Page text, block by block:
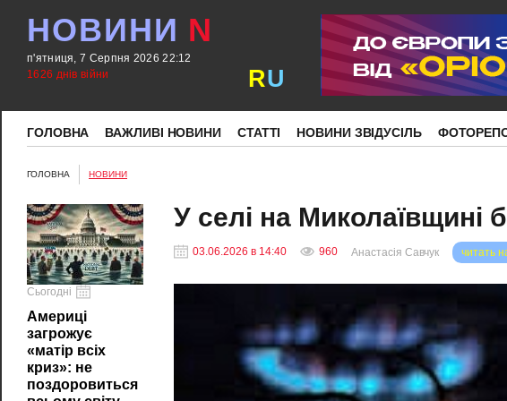
НОВИНИ N
п'ятниця, 7 Серпня 2026 22:12
1626 днів війни
RU
ГОЛОВНА ВАЖЛИВІ НОВИНИ СТАТТІ НОВИНИ ЗВІДУСІЛЬ
ГОЛОВНА НОВИНИ
Сьогодні
Америці
загрожує
«матір всіх
криз»: не
поздоровиться
У селі на Миколаївщині
03.06.2026 в 14:40 960 читать
Анастасія Савчук